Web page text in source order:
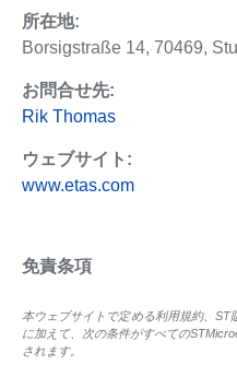
所在地:
Borsigstraße 14, 70469,
お問合せ先:
Rik Thomas
ウェブサイト:
www.etas.com
免責条項
本ウェブサイトで定める利用規約、
に加えて、次の条件がすべての
されます。